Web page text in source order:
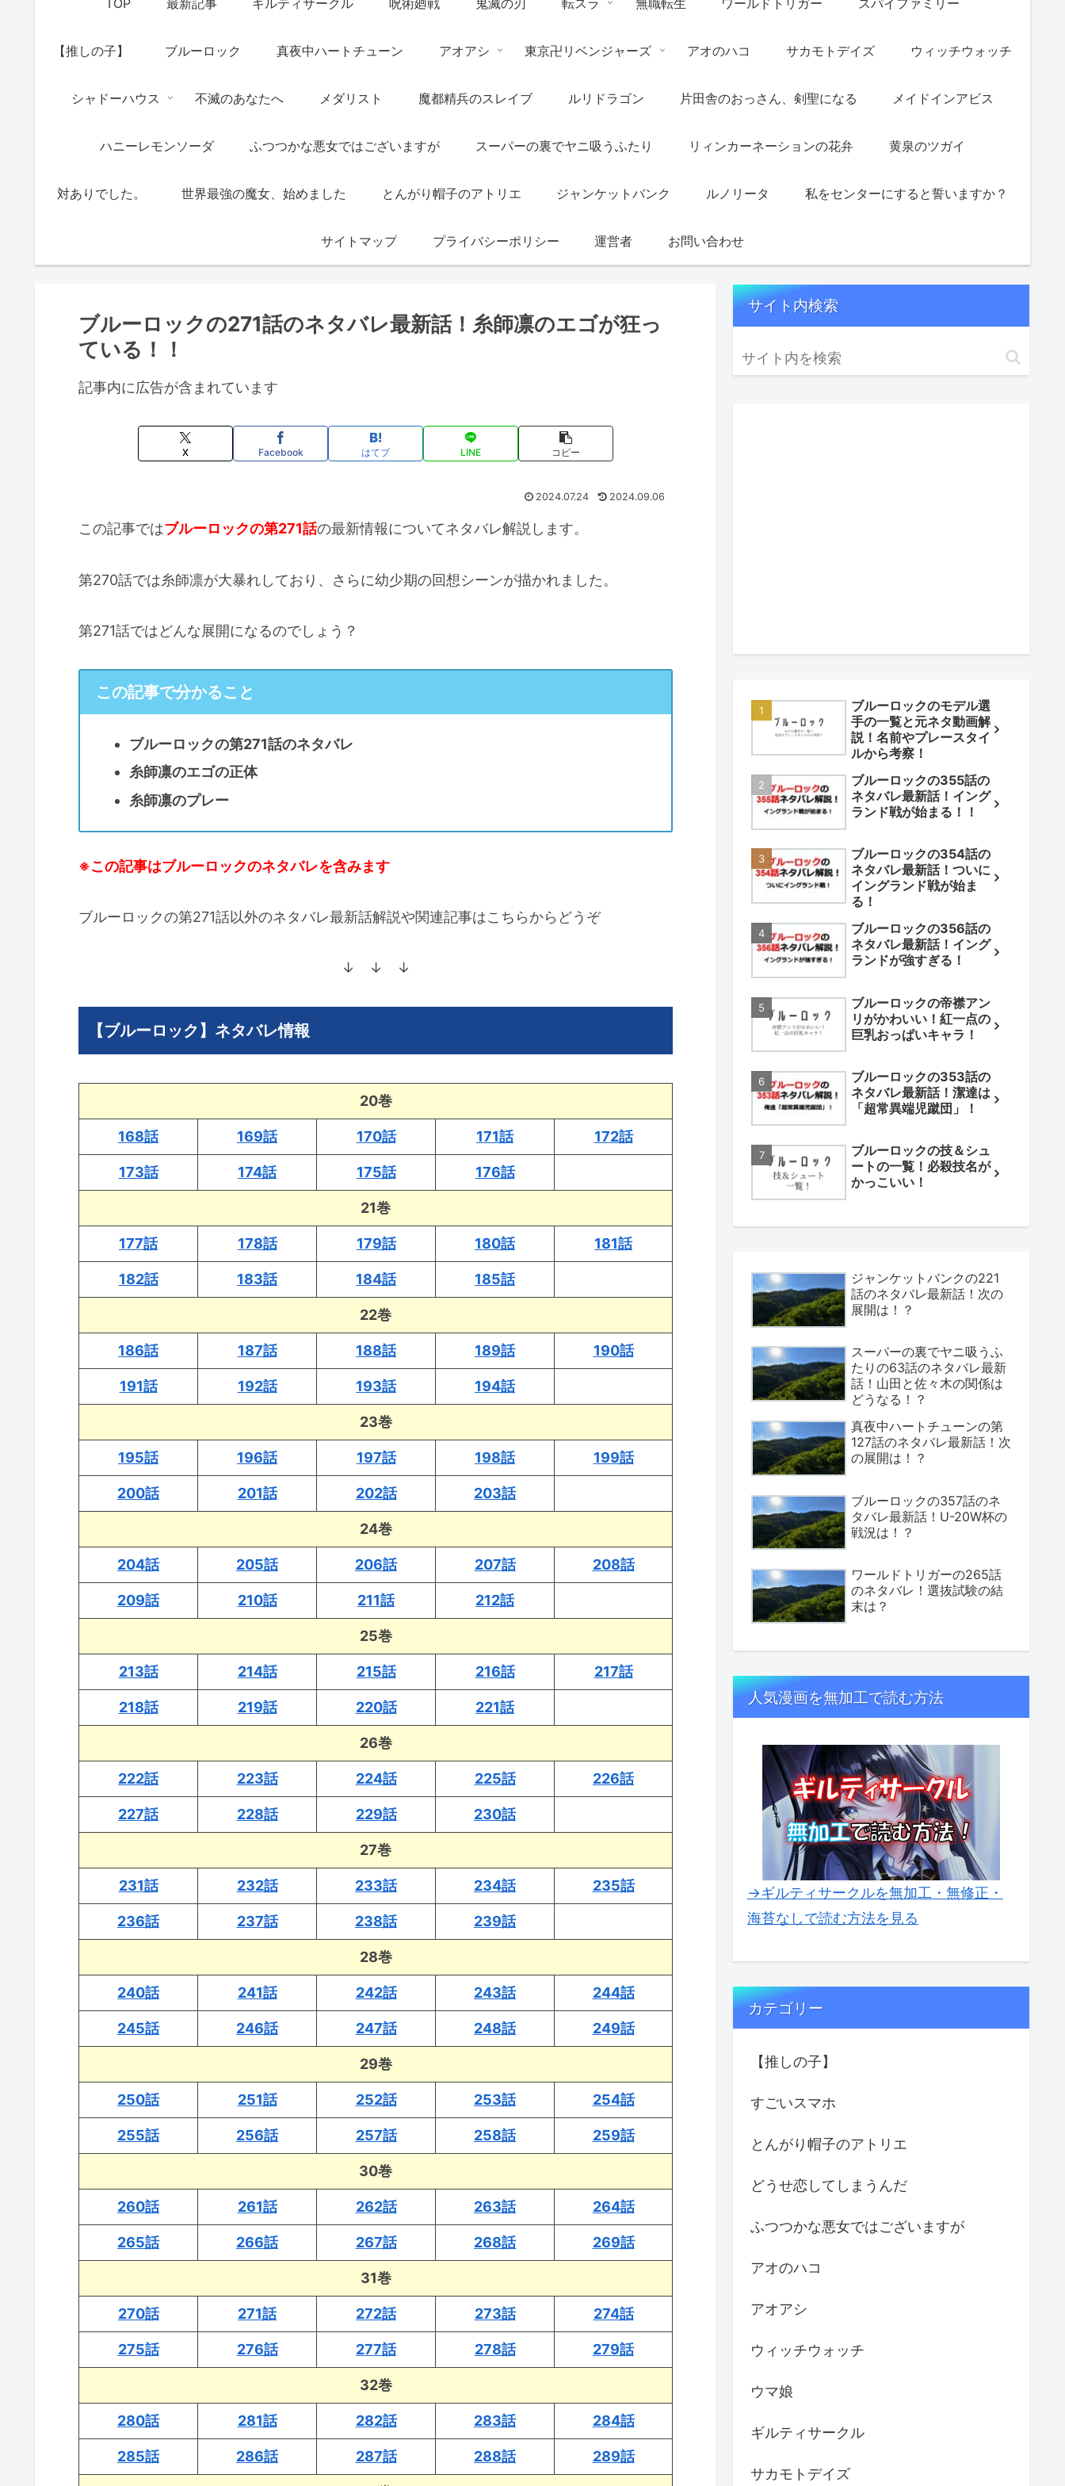
【推しの子】 ブルーロック 真夜中ハートチューン アオアシ 東京卍リベンジャーズ アオのハコ サカモトデイズ ウィッチウォッチ
シャドーハウス 不滅のあなたへ メダリスト 魔都精兵のスレイブ ルリドラゴン 片田舎のおっさん、剣聖になる メイドインアビス
ハニーレモンソーダ ふつつかな悪女ではございますが スーパーの裏でヤニ吸うふたり リィンカーネーションの花弁 黄泉のツガイ
対ありでした。 世界最強の魔女、始めました とんがり帽子のアトリエ ジャンケットバンク ルノリータ 私をセンターにすると誓いますか？
サイトマップ プライバシーポリシー 運営者 お問い合わせ
ブルーロックの271話のネタバレ最新話！糸師凛のエゴが狂っ
ている！！
記事内に広告が含まれています
X Facebook はてブ LINE コピー
2024.07.24 2024.09.06
この記事ではブルーロックの第271話の最新情報についてネタバレ解説します。
第270話では糸師凛が大暴れしており、さらに幼少期の回想シーンが描かれました。
第271話ではどんな展開になるのでしょう？
この記事で分かること
ブルーロックの第271話のネタバレ
糸師凛のエゴの正体
糸師凛のプレー
※この記事はブルーロックのネタバレを含みます
ブルーロックの第271話以外のネタバレ最新話解説や関連記事はこちらからどうぞ
↓ ↓ ↓
【ブルーロック】ネタバレ情報
20巻
168話 169話 170話 171話 172話
173話 174話 175話 176話
21巻
177話 178話 179話 180話 181話
182話 183話 184話 185話
22巻
186話 187話 188話 189話 190話
191話 192話 193話 194話
23巻
195話 196話 197話 198話 199話
200話 201話 202話 203話
24巻
204話 205話 206話 207話 208話
209話 210話 211話 212話
25巻
213話 214話 215話 216話 217話
218話 219話 220話 221話
26巻
222話 223話 224話 225話 226話
227話 228話 229話 230話
27巻
231話 232話 233話 234話 235話
236話 237話 238話 239話
28巻
240話 241話 242話 243話 244話
245話 246話 247話 248話 249話
29巻
250話 251話 252話 253話 254話
255話 256話 257話 258話 259話
30巻
260話 261話 262話 263話 264話
265話 266話 267話 268話 269話
31巻
270話 271話 272話 273話 274話
275話 276話 277話 278話 279話
32巻
280話 281話 282話 283話 284話
285話 286話 287話 288話 289話
サイト内検索
ブルーロックのモデル選
手の一覧と元ネタ動画解
説！名前やプレースタイ
ルから考察！
ブルーロックの355話の
ネタバレ最新話！イング
ランド戦が始まる！！
ブルーロックの354話の
ネタバレ最新話！ついに
イングランド戦が始ま
る！
ブルーロックの356話の
ネタバレ最新話！イング
ランドが強すぎる！
ブルーロックの帝襟アン
リがかわいい！紅一点の
巨乳おっぱいキャラ！
ブルーロックの353話の
ネタバレ最新話！潔達は
「超常異端児蹴団」！
ブルーロックの技＆シュ
ートの一覧！必殺技名が
かっこいい！
ジャンケットバンクの221
話のネタバレ最新話！次の
展開は！？
スーパーの裏でヤニ吸うふ
たりの63話のネタバレ最新
話！山田と佐々木の関係は
どうなる！？
真夜中ハートチューンの第
127話のネタバレ最新話！次
の展開は！？
ブルーロックの357話のネ
タバレ最新話！U-20W杯の
戦況は！？
ワールドトリガーの265話
のネタバレ！選抜試験の結
末は？
人気漫画を無加工で読む方法
→ギルティサークルを無加工・無修正・
海苔なしで読む方法を見る
カテゴリー
【推しの子】
すごいスマホ
とんがり帽子のアトリエ
どうせ恋してしまうんだ
ふつつかな悪女ではございますが
アオのハコ
アオアシ
ウィッチウォッチ
ウマ娘
ギルティサークル
サカモトデイズ